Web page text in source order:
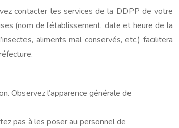
contacter les services de la DDPP de votre
(nom de l’établissement, date et heure de la
aliments mal conservés, etc.) facilitera
Observez l’apparence générale de
pas à les poser au personnel de